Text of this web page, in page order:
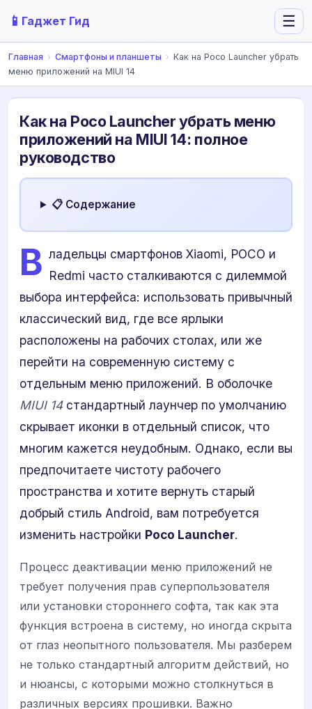
📱 Гаджет Гид ☰
Главная › Смартфоны и планшеты › Как на Poco Launcher убрать
меню приложений на MIUI 14
Как на Poco Launcher убрать меню
приложений на MIUI 14: полное
руководство
📋 Содержание
В ладельцы смартфонов Xiaomi, POCO и
Redmi часто сталкиваются с дилеммой
выбора интерфейса: использовать привычный
классический вид, где все ярлыки
расположены на рабочих столах, или же
перейти на современную систему с
отдельным меню приложений. В оболочке
MIUI 14стандартный лаунчер по умолчанию
скрывает иконки в отдельный список, что
многим кажется неудобным. Однако, если вы
предпочитаете чистоту рабочего
пространства и хотите вернуть старый
добрый стиль Android, вам потребуется
изменить настройки Poco Launcher.
Процесс деактивации меню приложений не
требует получения прав суперпользователя
или установки стороннего софта, так как эта
функция встроена в систему, но иногда скрыта
от глаз неопытного пользователя. Мы разберем
не только стандартный алгоритм действий, но
и нюансы, с которыми можно столкнуться в
различных версиях прошивки. Важно